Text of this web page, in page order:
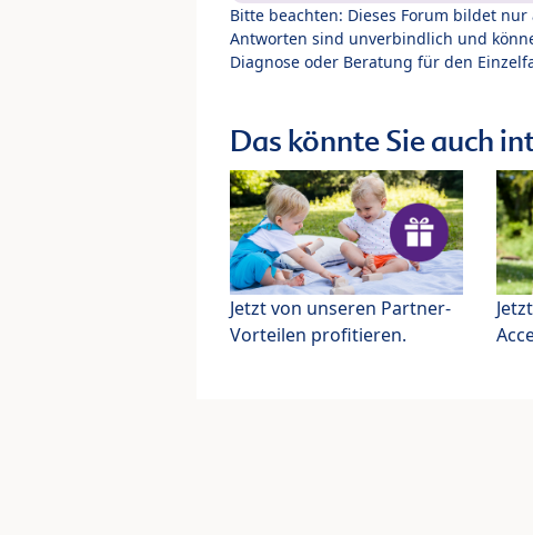
Bitte beachten: Dieses Forum bildet
Antworten sind unverbindlich und
Diagnose oder Beratung für den
Das könnte Sie auch
Jetzt von unseren Partner-
Vorteilen profitieren.